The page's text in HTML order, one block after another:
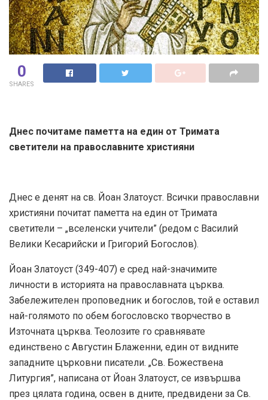
0
SHARES
Днес почитаме паметта на един от Тримата
светители на православните християни
Днес е денят на св. Йоан Златоуст. Всички православни
християни почитат паметта на един от Тримата
светители – „вселенски учители” (редом с Василий
Велики Кесарийски и Григорий Богослов).
Йоан Златоуст (349-407) е сред най-значимите
личности в историята на православната църква.
Забележителен проповедник и богослов, той е оставил
най-голямото по обем богословско творчество в
Източната църква. Теолозите го сравнявате
единствено с Августин Блаженни, един от видните
западните църковни писатели. „Св. Божествена
Литургия”, написана от Йоан Златоуст, се извършва
през цялата година, освен в дните, предвидени за Св.